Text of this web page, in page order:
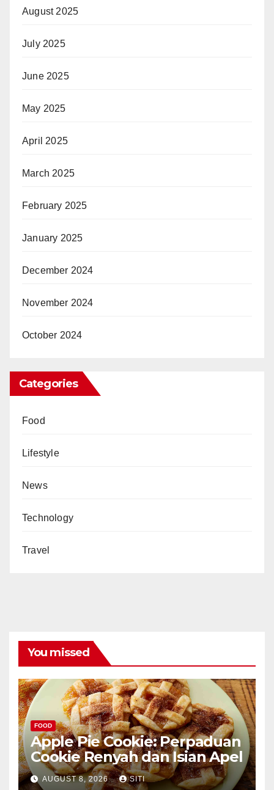
August 2025
July 2025
June 2025
May 2025
April 2025
March 2025
February 2025
January 2025
December 2024
November 2024
October 2024
Categories
Food
Lifestyle
News
Technology
Travel
You missed
FOOD
Apple Pie Cookie: Perpaduan
Cookie Renyah dan Isian Apel
AUGUST 8, 2026 SITI